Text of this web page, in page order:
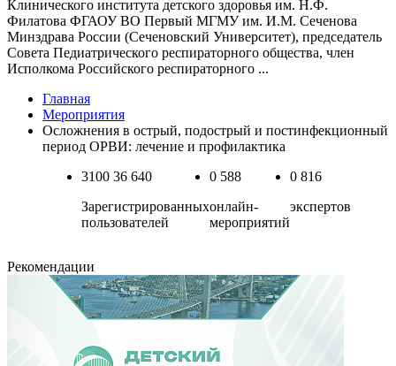
Клинического института детского здоровья им. Н.Ф.
Филатова ФГАОУ ВО Первый МГМУ им. И.М. Сеченова
Минздрава России (Сеченовский Университет), председатель
Cовета Педиатрического респираторного общества, член
Исполкома Российского респираторного ...
Главная
Мероприятия
Осложнения в острый, подострый и постинфекционный
период ОРВИ: лечение и профилактика
3100 36 640
Зарегистрированных
пользователей
0 588
онлайн-
мероприятий
0 816
экспертов
Рекомендации